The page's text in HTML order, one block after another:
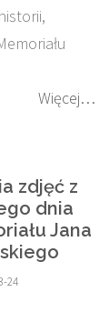
Więcej…
zdjęć z
dnia
Jana
24